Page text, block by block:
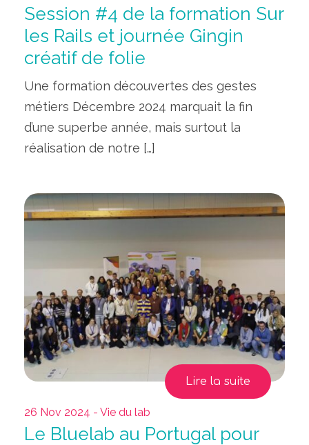
Session #4 de la formation Sur
les Rails et journée Gingin
créatif de folie
Une formation découvertes des gestes
métiers Décembre 2024 marquait la fin
d’une superbe année, mais surtout la
réalisation de notre […]
Lire la suite
26 Nov 2024 - Vie du lab
Le Bluelab au Portugal pour